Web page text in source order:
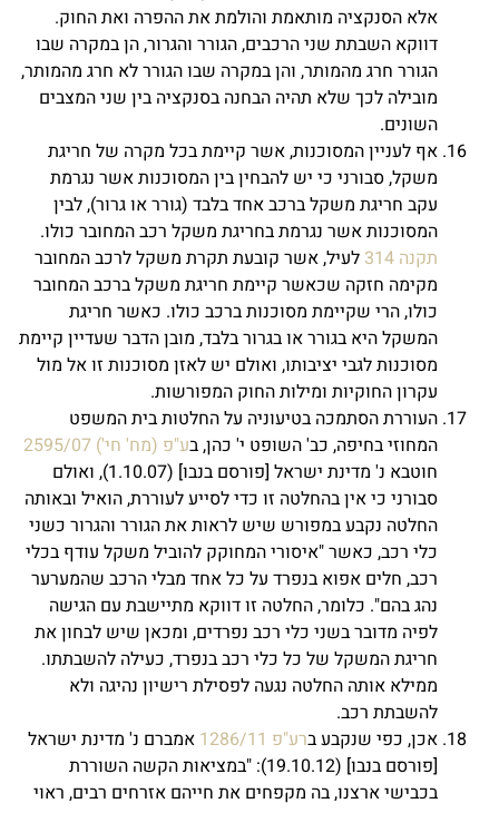
אלא הסנקציה מותאמת והולמת את ההפרה ואת החוק.
דווקא השבתת שני הרכבים, הגורר והגרור, הן במקרה שבו
הגורר חרג מהמותר, והן במקרה שבו הגורר לא חרג מהמותר,
מובילה לכך שלא תהיה הבחנה בסנקציה בין שני המצבים
השונים.
אף לעניין המסוכנות, אשר קיימת בכל מקרה של חריגת
משקל, סבורני כי יש להבחין בין המסוכנות אשר נגרמת
עקב חריגת משקל ברכב אחד בלבד (גורר או גרור), לבין
המסוכנות אשר נגרמת בחריגת משקל רכב המחובר כולו.
תקנה 314
לעיל, אשר קובעת תקרת משקל לרכב המחובר
מקימה חזקה שכאשר קיימת חריגת משקל ברכב המחובר
כולו, הרי שקיימת מסוכנות ברכב כולו. כאשר חריגת
המשקל היא בגורר או בגרור בלבד, מובן הדבר שעדיין קיימת
מסוכנות לגבי יציבותו, ואולם יש לאזן מסוכנות זו אל מול
עקרון החוקיות ומילות החוק המפורשות.
העוררת הסתמכה בטיעוניה על החלטות בית המשפט
המחוזי בחיפה, כב' השופט י' כהן, בע"פ (מח' חי') 2595/07
חוטבא נ' מדינת ישראל [פורסם בנבו] (1.10.07), ואולם
סבורני כי אין בהחלטה זו כדי לסייע לעוררת, הואיל ובאותה
החלטה נקבע במפורש שיש לראות את הגורר והגרור כשני
כלי רכב, כאשר "איסורי המחוקק להוביל משקל עודף בכלי
רכב, חלים אפוא בנפרד על כל אחד מבלי הרכב שהמערער
נהג בהם". כלומר, החלטה זו דווקא מתיישבת עם הגישה
לפיה מדובר בשני כלי רכב נפרדים, ומכאן שיש לבחון את
חריגת המשקל של כל כלי רכב בנפרד, כעילה להשבתתו.
ממילא אותה החלטה נגעה לפסילת רישיון נהיגה ולא
להשבתת רכב.
אכן, כפי שנקבע ברע"פ 1286/11
אמברם נ' מדינת ישראל
[פורסם בנבו] (19.10.12): "במציאות הקשה השוררת
בכבישי ארצנו, בה מקפחים את חייהם אזרחים רבים, ראוי